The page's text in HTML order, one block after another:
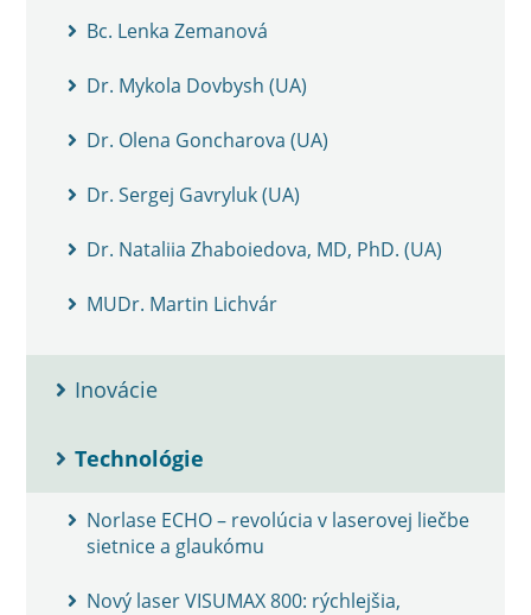
Bc. Lenka Zemanová
Dr. Mykola Dovbysh (UA)
Dr. Olena Goncharova (UA)
Dr. Sergej Gavryluk (UA)
Dr. Nataliia Zhaboiedova, MD, PhD. (UA)
MUDr. Martin Lichvár
Inovácie
Technológie
Norlase ECHO – revolúcia v laserovej liečbe
sietnice a glaukómu
Nový laser VISUMAX 800: rýchlejšia,